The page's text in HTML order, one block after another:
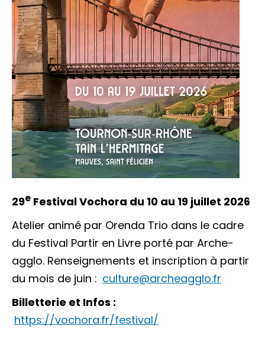
29e Festival Vochora du 10 au 19 juillet 2026
Atelier animé par Orenda Trio dans le cadre
du Festival Partir en Livre porté par Arche-
agglo. Renseignements et inscription à partir
du mois de juin : culture@archeagglo.fr
Billetterie et Infos :
https://vochora.fr/festival/